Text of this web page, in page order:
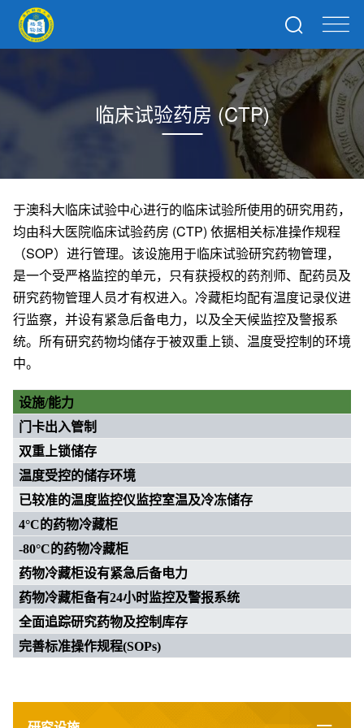
临床试验药房 (CTP)
于澳科大临床试验中心进行的临床试验所使用的研究用药，
均由科大医院临床试验药房 (CTP) 依据相关标准操作规程
（SOP）进行管理。该设施用于临床试验研究药物管理，
是一个受严格监控的单元，只有获授权的药剂师、配药员及
研究药物管理人员才有权进入。冷藏柜均配有温度记录仪进
行监察，并设有紧急后备电力，以及全天候监控及警报系
统。所有研究药物均储存于被双重上锁、温度受控制的环境
中。
设施/能力
门卡出入管制
双重上锁储存
温度受控的储存环境
已较准的温度监控仪监控室温及冷冻储存
4°C的药物冷藏柜
-80°C的药物冷藏柜
药物冷藏柜设有紧急后备电力
药物冷藏柜备有24小时监控及警报系统
全面追踪研究药物及控制库存
完善标准操作规程(SOPs)